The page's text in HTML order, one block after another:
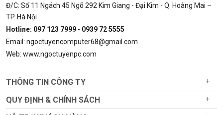
+ Giá học sinh, chất lượng phụ huynh.
+ Bảo hành lâu dài, hậu mãi tốt.
+ Đổi trả hàng nếu lỗi do nhà cung cấp.
+ Và nhiều lý do khác.
Lời kết: Các bạn còn chờ gì nữa hãy liên hệ với công ty máy
tính Ngọc Tuyền để mua Ổ cứng HDD Seagate 1T ngay nhé.
Mọi thông tin hỗ trợ các bạn có thể truy cập:
Đ/C: Số 11 Ngách 45 Ngõ 292 Kim Giang - Đại Kim - Q. Hoàng Mai –
TP. Hà Nội
Hotline: 097 123 7999 - 0939 72 5555
Email: ngoctuyencomputer68@gmail.com
Web: www.ngoctuyenpc.com
THÔNG TIN CÔNG TY +
QUY ĐỊNH & CHÍNH SÁCH +